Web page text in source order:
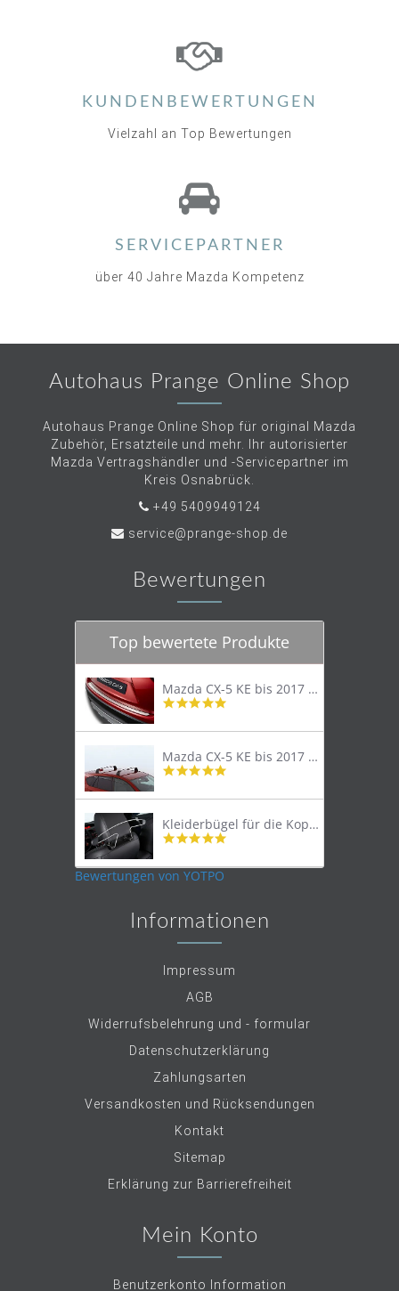
KUNDENBEWERTUNGEN
Vielzahl an Top Bewertungen
SERVICEPARTNER
über 40 Jahre Mazda Kompetenz
Autohaus Prange Online Shop
Autohaus Prange Online Shop für original Mazda
Zubehör, Ersatzteile und mehr. Ihr autorisierter
Mazda Vertragshändler und -Servicepartner im
Kreis Osnabrück.
+49 5409949124
service@prange-shop.de
Bewertungen
Top bewertete Produkte
Mazda CX-5 KE bis 2017 Trittschutzleiste Edelstahl original
4.8
rating
Mazda CX-5 KE bis 2017 Lastenträger Dachträger
4.9
rating
Kleiderbügel für die Kopfstütze
4.9
rating
Bewertungen von YOTPO
Informationen
Impressum
AGB
Widerrufsbelehrung und - formular
Datenschutzerklärung
Zahlungsarten
Versandkosten und Rücksendungen
Kontakt
Sitemap
Erklärung zur Barrierefreiheit
Mein Konto
Benutzerkonto Information